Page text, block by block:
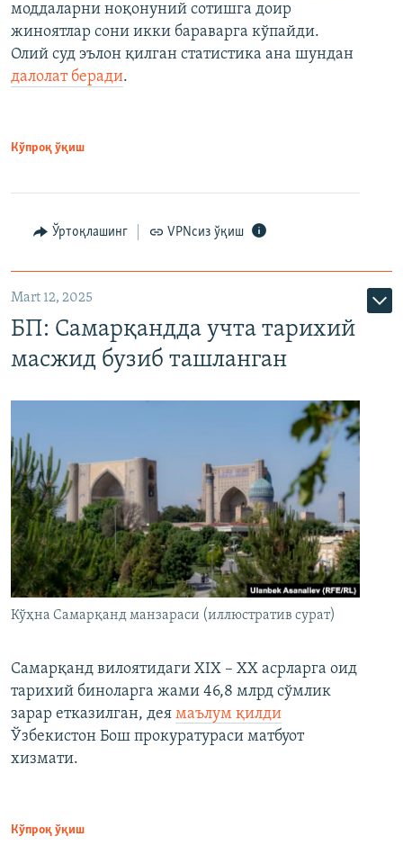
моддаларни ноқонуний сотишга доир
жиноятлар сони икки бараварга кўпайди.
Олий суд эълон қилган статистика ана шундан
далолат беради.
Кўпроқ ўқиш
Ўртоқлашинг VPNсиз ўқиш
Mart 12, 2025
БП: Самарқандда учта тарихий
масжид бузиб ташланган
Кўҳна Самарқанд манзараси (иллюстратив сурат)
Самарқанд вилоятидаги XIX – XX асрларга оид
тарихий биноларга жами 46,8 млрд сўмлик
зарар етказилган, дея маълум қилди
Ўзбекистон Бош прокуратураси матбуот
хизмати.
Кўпроқ ўқиш